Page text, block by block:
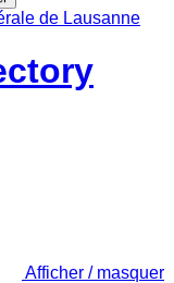
Afficher / masquer